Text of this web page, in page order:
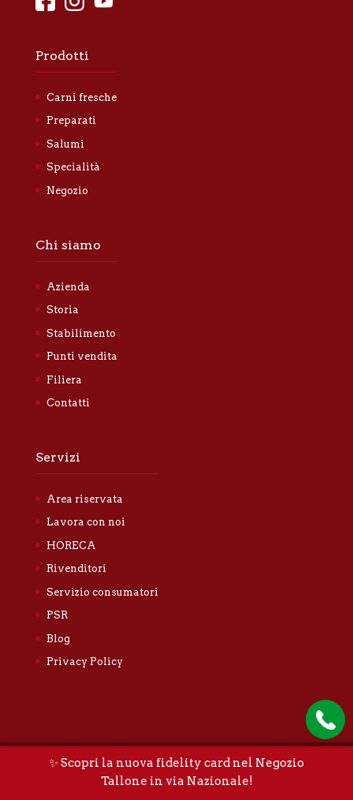
Prodotti
Carni fresche
Preparati
Salumi
Specialità
Negozio
Chi siamo
Azienda
Storia
Stabilimento
Punti vendita
Filiera
Contatti
Servizi
Area riservata
Lavora con noi
HORECA
Rivenditori
Servizio consumatori
PSR
Blog
Privacy Policy
Tallone Luigi & Figli S.n.c. |Privacy policy|Cookie
Sitemap |Credits|Whistleblowing
✨ Scopri la nuova fidelity card nel Negozio
Tallone in via Nazionale!